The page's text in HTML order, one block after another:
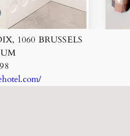
1060 BRUSSELS